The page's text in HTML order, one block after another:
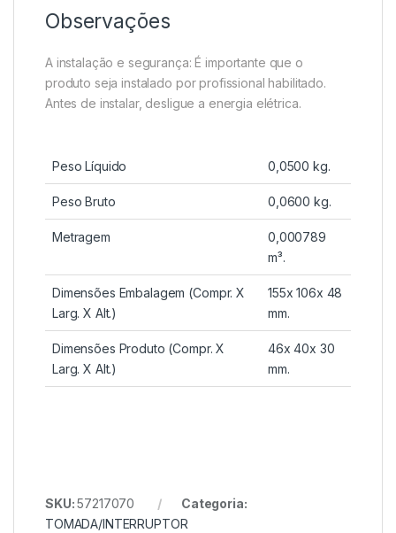
Observações
A instalação e segurança: É importante que o
produto seja instalado por profissional habilitado.
Antes de instalar, desligue a energia elétrica.
Peso Líquido 0,0500 kg.
Peso Bruto 0,0600 kg.
Metragem
0,000789
m³.
Dimensões Embalagem (Compr. X
Larg. X Alt.)
155x 106x 48
mm.
Dimensões Produto (Compr. X
Larg. X Alt.)
46x 40x 30
mm.
SKU:57217070
Categoria:
TOMADA/INTERRUPTOR